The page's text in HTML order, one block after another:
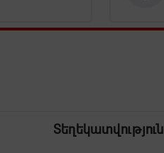
Տեղեկատվություն